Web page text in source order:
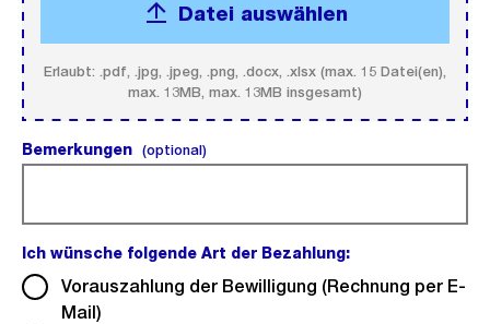
Datei auswählen
Erlaubt: .pdf, .jpg, .jpeg, .png, .docx, .xlsx (max. 15 Datei(en),
max. 13MB, max. 13MB insgesamt)
Bemerkungen (optional)(optional).
Ich wünsche folgende Art der Bezahlung:
Vorauszahlung der Bewilligung (Rechnung per E-
Mail)